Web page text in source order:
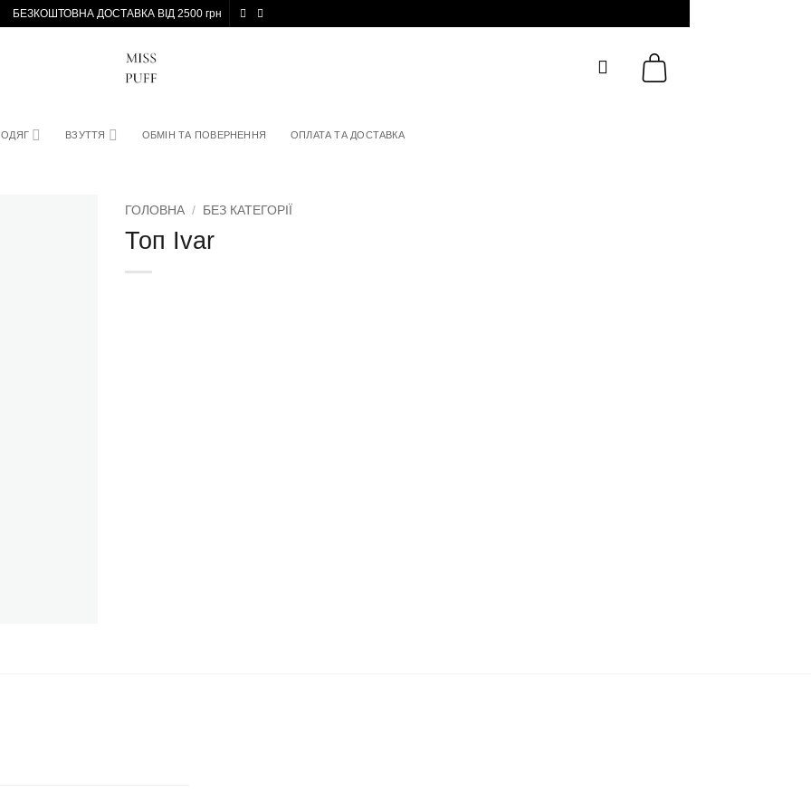
БЕЗКОШТОВНА ДОСТАВКА ВІД 2500 грн
ОДЯГ ВЗУТТЯ ОБМІН ТА ПОВЕРНЕННЯ ОПЛАТА ТА ДОСТАВКА
ГОЛОВНА / БЕЗ КАТЕГОРІЇ
Топ Ivar